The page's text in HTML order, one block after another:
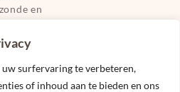
surfervaring te verbeteren,
of inhoud aan te bieden en ons
en